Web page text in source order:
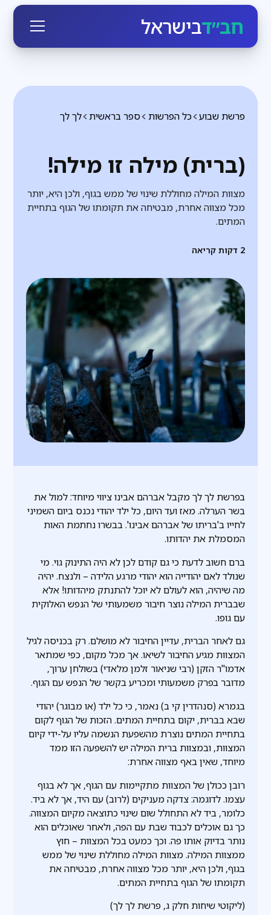
חב״דבישראל
לך לך ספר בראשית כל הפרשות פרשת שבוע
(ברית) מילה זו מילה!
מצוות המילה מחוללת שינוי של ממש בגוף, ולכן היא, יותר
מכל מצווה אחרת, מבטיחה את תקומתו של הגוף בתחיית
המתים.
2 דקות קריאה
בפרשת לך לך מקבל אברהם אבינו ציווי מיוחד: למול את
בשר הערלה. מאז ועד היום, כל ילד יהודי נכנס ביום השמיני
לחייו ב'בריתו של אברהם אבינו'. בבשרו נחתמת האות
המסמלת את יהדותו.
ברם חשוב לדעת כי גם קודם לכן לא היה התינוק גוי. מי
שנולד לאם יהודייה הוא יהודי מרגע הלידה – ולנצח. יהיה
מה שיהיה, הוא לעולם לא יוכל להתנתק מיהדותו! אלא
שבברית המילה נוצר חיבור משמעותי של הנפש האלוקית
עם גופו.
גם לאחר הברית, עדיין החיבור לא מושלם. רק בכניסה לגיל
המצוות מגיע החיבור לשיאו. אך מכל מקום, כפי שמתאר
אדמו"ר הזקן (רבי שניאור זלמן מלאדי) בשולחן ערוך,
מדובר בפרק משמעותי ומכריע בקשר של הנפש עם הגוף.
בגמרא (סנהדרין קי ב) נאמר, כי כל ילד (או מבוגר) יהודי
שבא בברית, יקום בתחיית המתים. הזכות של הגוף לקום
בתחיית המתים נוצרת מהשפעת הנשמה עליו על-ידי קיום
המצוות, ובמצוות ברית המילה יש להשפעה הזו ממד
מיוחד, שאין באף מצווה אחרת:
רובן ככולן של המצוות מתקיימות עם הגוף, אך לא בגוף
עצמו. לדוגמה: צדקה מעניקים (לרוב) עם היד, אך לא ביד.
כלומר, ביד לא התחולל שום שינוי כתוצאה מקיום המצווה.
כך גם אוכלים לכבוד שבת עם הפה, ולאחר שאוכלים הוא
נותר בדיוק אותו פה. וכך כמעט בכל המצוות – חוץ
ממצוות המילה. מצוות המילה מחוללת שינוי של ממש
בגוף, ולכן היא, יותר מכל מצווה אחרת, מבטיחה את
תקומתו של הגוף בתחיית המתים.
(ליקוטי שיחות חלק ג, פרשת לך לך)